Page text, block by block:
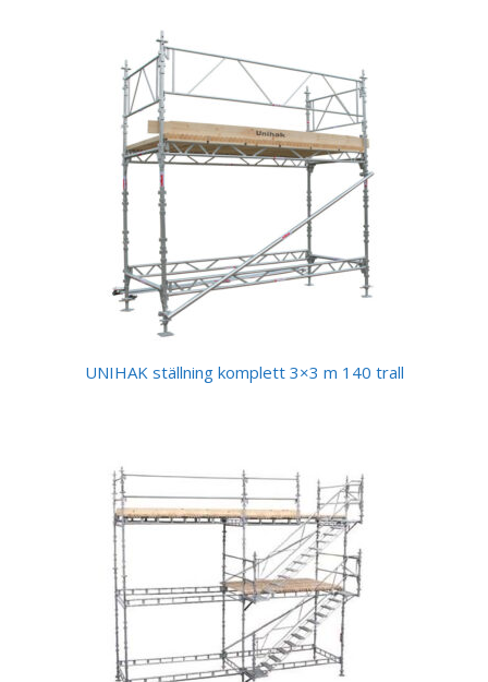
UNIHAK ställning komplett 3×3 m 140 trall